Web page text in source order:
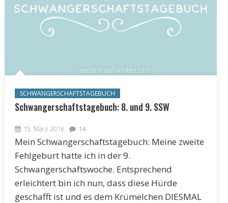
SCHWANGERSCHAFTSTAGEBUCH
Schwangerschaftstagebuch: 8. und 9. SSW
15. März 2016 14
Mein Schwangerschaftstagebuch: Meine zweite
Fehlgeburt hatte ich in der 9.
Schwangerschaftswoche. Entsprechend
erleichtert bin ich nun, dass diese Hürde
geschafft ist und es dem Krümelchen DIESMAL